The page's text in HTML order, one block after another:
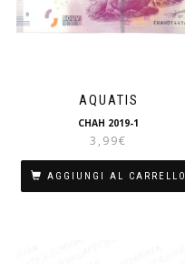
AQUATIS
CHAH 2019-1
3,99€
AGGIUNGI AL CARRELLO